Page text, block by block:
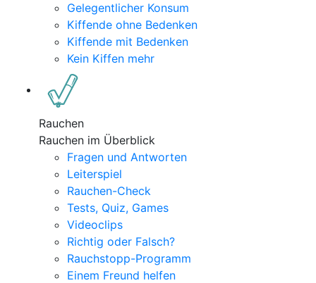
Gelegentlicher Konsum
Kiffende ohne Bedenken
Kiffende mit Bedenken
Kein Kiffen mehr
Rauchen
Rauchen im Überblick
Fragen und Antworten
Leiterspiel
Rauchen-Check
Tests, Quiz, Games
Videoclips
Richtig oder Falsch?
Rauchstopp-Programm
Einem Freund helfen